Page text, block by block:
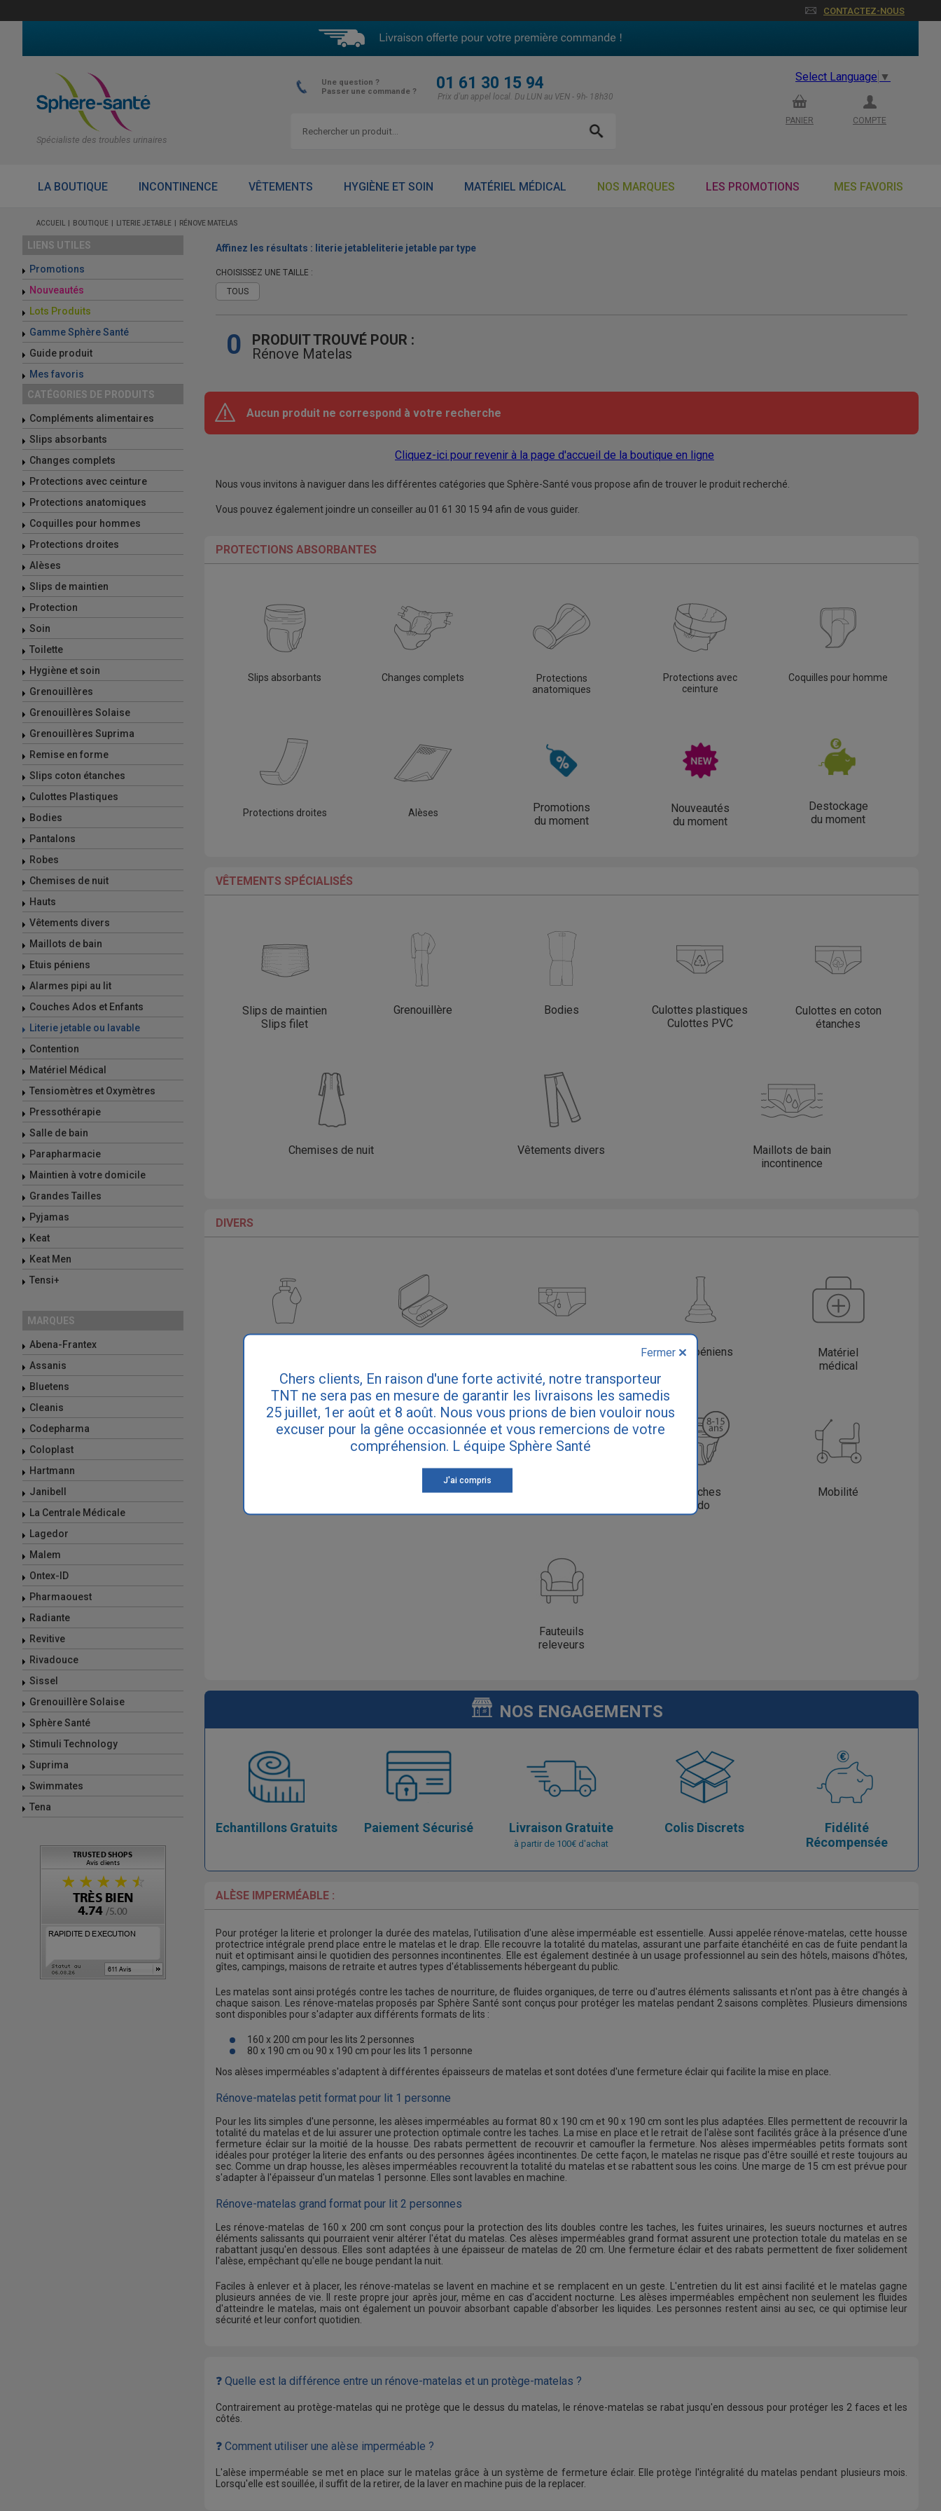
CONTACTEZ-NOUS
Spécialiste des troubles urinaires
Une question ?
Passer une commande ?
01 61 30 15 94
Prix d'un appel local. Du LUN au VEN - 9h- 18h30
Select Language ▼
PANIER COMPTE
LA BOUTIQUE INCONTINENCE VÊTEMENTS HYGIÈNE ET SOIN MATÉRIEL MÉDICAL NOS MARQUES LES PROMOTIONS MES FAVORIS
ACCUEIL BOUTIQUE LITERIE JETABLE RÉNOVE MATELAS
LIENS UTILES
Promotions
Nouveautés
Lots Produits
Gamme Sphère Santé
Guide produit
Mes favoris
CATÉGORIES DE PRODUITS
Compléments alimentaires
Slips absorbants
Changes complets
Protections avec ceinture
Protections anatomiques
Coquilles pour hommes
Protections droites
Alèses
Slips de maintien
Protection
Soin
Toilette
Hygiène et soin
Grenouillères
Grenouillères Solaise
Grenouillères Suprima
Remise en forme
Slips coton étanches
Culottes Plastiques
Bodies
Pantalons
Robes
Chemises de nuit
Hauts
Vêtements divers
Maillots de bain
Etuis péniens
Alarmes pipi au lit
Couches Ados et Enfants
Literie jetable ou lavable
Contention
Matériel Médical
Tensiomètres et Oxymètres
Pressothérapie
Salle de bain
Parapharmacie
Maintien à votre domicile
Grandes Tailles
Pyjamas
Keat
Keat Men
Tensi+
MARQUES
Abena-Frantex
Assanis
Bluetens
Cleanis
Codepharma
Coloplast
Hartmann
Janibell
La Centrale Médicale
Lagedor
Malem
Ontex-ID
Pharmaouest
Radiante
Revitive
Rivadouce
Sissel
Grenouillère Solaise
Sphère Santé
Stimuli Technology
Suprima
Swimmates
Tena
Affinez les résultats : literie jetableliterie jetable par type
CHOISISSEZ UNE TAILLE :
TOUS
0
PRODUIT TROUVÉ POUR :
Rénove Matelas
Aucun produit ne correspond à votre recherche
Cliquez-ici pour revenir à la page d'accueil de la boutique en ligne
Nous vous invitons à naviguer dans les différentes catégories que Sphère-Santé vous propose afin de trouver le produit recherché.
Vous pouvez également joindre un conseiller au 01 61 30 15 94 afin de vous guider.
PROTECTIONS ABSORBANTES
Slips absorbants Changes complets
Protections
anatomiques
Protections avec
ceinture
Coquilles pour homme
Protections droites Alèses
Promotions
du moment
Nouveautés
du moment
Destockage
du moment
VÊTEMENTS SPÉCIALISÉS
Slips de maintien
Slips filet
Grenouillère Bodies
Culottes plastiques
Culottes PVC
Culottes en coton
étanches
Chemises de nuit Vêtements divers
Maillots de bain
incontinence
DIVERS
Etuis péniens
Matériel
médical
Pressothérapie
Couches
Ado
Mobilité
Fauteuils
releveurs
NOS ENGAGEMENTS
Echantillons Gratuits Paiement Sécurisé Livraison Gratuite
à partir de 100€ d'achat
Colis Discrets
Fidélité
Récompensée
ALÈSE IMPERMÉABLE :
Pour protéger la literie et prolonger la durée des matelas, l'utilisation d'une alèse imperméable est essentielle. Aussi appelée rénove-matelas, cette housse
protectrice intégrale prend place entre le matelas et le drap. Elle recouvre la totalité du matelas, assurant une parfaite étanchéité en cas de fuite pendant la
nuit et optimisant ainsi le quotidien des personnes incontinentes. Elle est également destinée à un usage professionnel au sein des hôtels, maisons d'hôtes,
gîtes, campings, maisons de retraite et autres types d'établissements hébergeant du public.
Les matelas sont ainsi protégés contre les taches de nourriture, de fluides organiques, de terre ou d'autres éléments salissants et n'ont pas à être changés à
chaque saison. Les rénove-matelas proposés par Sphère Santé sont conçus pour protéger les matelas pendant 2 saisons complètes. Plusieurs dimensions
sont disponibles pour s'adapter aux différents formats de lits :
160 x 200 cm pour les lits 2 personnes
80 x 190 cm ou 90 x 190 cm pour les lits 1 personne
Nos alèses imperméables s'adaptent à différentes épaisseurs de matelas et sont dotées d'une fermeture éclair qui facilite la mise en place.
Rénove-matelas petit format pour lit 1 personne
Pour les lits simples d'une personne, les alèses imperméables au format 80 x 190 cm et 90 x 190 cm sont les plus adaptées. Elles permettent de recouvrir la
totalité du matelas et de lui assurer une protection optimale contre les taches. La mise en place et le retrait de l'alèse sont facilités grâce à la présence d'une
fermeture éclair sur la moitié de la housse. Des rabats permettent de recouvrir et camoufler la fermeture. Nos alèses imperméables petits formats sont
idéales pour protéger la literie des enfants ou des personnes âgées incontinentes. De cette façon, le matelas ne risque pas d'être souillé et reste toujours au
sec. Comme un drap housse, les alèses imperméables recouvrent la totalité du matelas et se rabattent sous les coins. Une marge de 15 cm est prévue pour
s'adapter à l'épaisseur d'un matelas 1 personne. Elles sont lavables en machine.
Rénove-matelas grand format pour lit 2 personnes
Les rénove-matelas de 160 x 200 cm sont conçus pour la protection des lits doubles contre les taches, les fuites urinaires, les sueurs nocturnes et autres
éléments salissants qui pourraient venir altérer l'état du matelas. Ces alèses imperméables grand format assurent une protection totale du matelas en se
rabattant jusqu'en dessous. Elles sont adaptées à une épaisseur de matelas de 20 cm. Une fermeture éclair et des rabats permettent de fixer solidement
l'alèse, empêchant qu'elle ne bouge pendant la nuit.
Faciles à enlever et à placer, les rénove-matelas se lavent en machine et se remplacent en un geste. L'entretien du lit est ainsi facilité et le matelas gagne
plusieurs années de vie. Il reste propre jour après jour, même en cas d'accident nocturne. Les alèses imperméables empêchent non seulement les fluides
d'atteindre le matelas, mais ont également un pouvoir absorbant capable d'absorber les liquides. Les personnes restent ainsi au sec, ce qui optimise leur
sécurité et leur confort quotidien.
❓ Quelle est la différence entre un rénove-matelas et un protège-matelas ?
Contrairement au protège-matelas qui ne protège que le dessus du matelas, le rénove-matelas se rabat jusqu'en dessous pour protéger les 2 faces et les
côtés.
❓ Comment utiliser une alèse imperméable ?
L'alèse imperméable se met en place sur le matelas grâce à un système de fermeture éclair. Elle protège l'intégralité du matelas pendant plusieurs mois.
Lorsqu'elle est souillée, il suffit de la retirer, de la laver en machine puis de la replacer.
Chers clients, En raison d'une forte activité, notre transporteur
TNT ne sera pas en mesure de garantir les livraisons les samedis
25 juillet, 1er août et 8 août. Nous vous prions de bien vouloir nous
excuser pour la gêne occasionnée et vous remercions de votre
compréhension. L équipe Sphère Santé
J'ai compris
Fermer